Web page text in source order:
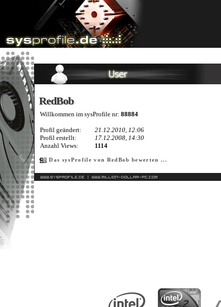
RedBob
RedBob
Willkommen im sysProfile nr: 88884
Profil geändert:
21.12.2010, 12:06
Profil erstellt:
17.12.2008, 14:30
Anzahl Views:
1114
Das sysProfile von RedBob bewerten ...